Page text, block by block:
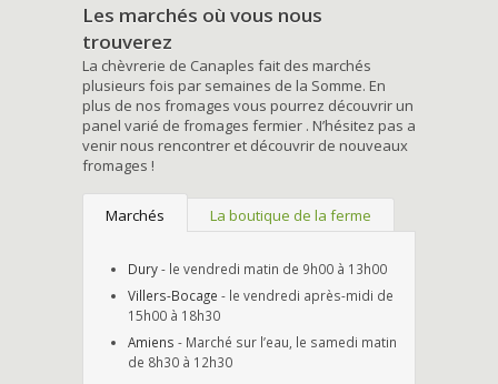
Les marchés où vous nous
trouverez
La chèvrerie de Canaples fait des marchés
plusieurs fois par semaines de la Somme. En
plus de nos fromages vous pourrez découvrir un
panel varié de fromages fermier . N’hésitez pas a
venir nous rencontrer et découvrir de nouveaux
fromages !
Marchés La boutique de la ferme
Dury- le vendredi matin de 9h00 à 13h00
Villers-Bocage - le vendredi après-midi de
15h00 à 18h30
Amiens - Marché sur l’eau, le samedi matin
de 8h30 à 12h30